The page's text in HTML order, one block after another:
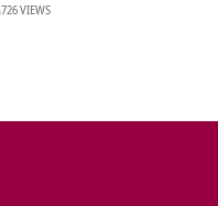
726 VIEWS